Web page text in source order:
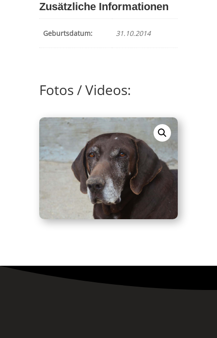
Zusätzliche Informationen
Geburtsdatum: 31.10.2014
Fotos / Videos: